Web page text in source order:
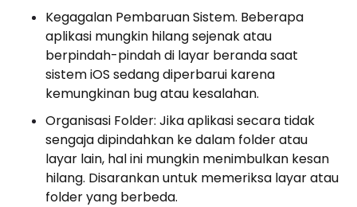
Kegagalan Pembaruan Sistem. Beberapa
aplikasi mungkin hilang sejenak atau
berpindah-pindah di layar beranda saat
sistem iOS sedang diperbarui karena
kemungkinan bug atau kesalahan.
Organisasi Folder: Jika aplikasi secara tidak
sengaja dipindahkan ke dalam folder atau
layar lain, hal ini mungkin menimbulkan kesan
hilang. Disarankan untuk memeriksa layar atau
folder yang berbeda.